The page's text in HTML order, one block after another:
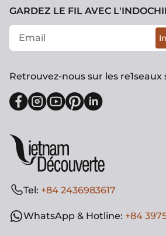
Tel: +84 2436983617
WhatsApp & Hotline: +84
GARDEZ LE FIL AVEC
Retrouvez-nous sur les re1seaux